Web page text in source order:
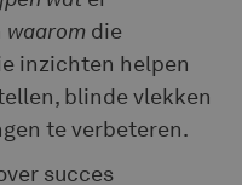
waarom die
inzichten helpen
blinde vlekken
te verbeteren.
succes